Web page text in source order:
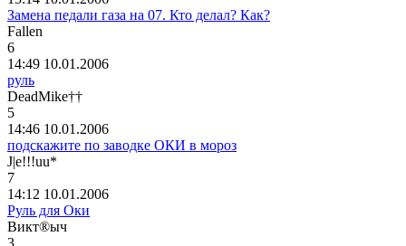
Замена педали газа на 07. Кто делал? Как?
Fallen
6
14:49 10.01.2006
руль
DeadMike††
5
14:46 10.01.2006
подскажите по заводке ОКИ в мороз
J|e!!!uu*
7
14:12 10.01.2006
Руль для Оки
Викт®ыч
3